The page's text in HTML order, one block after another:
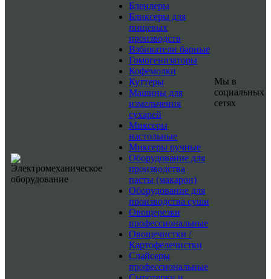
Блендеры
Бликсеры для
пищевых
производств
Взбиватели барные
Гомогенизаторы
Кофемолки
Куттеры
Машины для
измельчения
сухарей
Миксеры
настольные
Миксеры ручные
Оборудование для
производства
пасты (макарон)
Оборудование для
производства суши
Овощерезки
профессиональные
Овощечистки /
Картофелечистки
Слайсеры
профессиональные
Мы в
социальных
сетях